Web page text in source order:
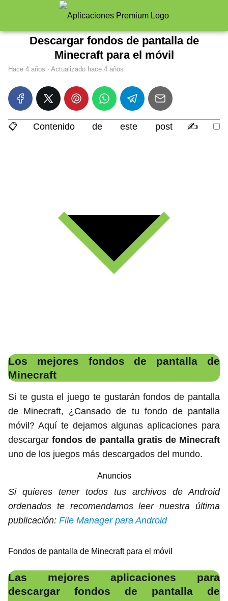
Descargar fondos de pantalla de
Minecraft para el móvil
hace 4 años · Actualizado hace 4 años
📋Contenido de este post✍
Los mejores fondos de pantalla de
Minecraft
Si te gusta el juego te gustarán fondos de pantalla
de Minecraft, ¿Cansado de tu fondo de pantalla
móvil? Aquí te dejamos algunas aplicaciones para
descargarfondos de pantalla gratis de Minecraft
uno de los juegos más descargados del mundo.
Anuncios
Si quieres tener todos tus archivos de Android
ordenados te recomendamos leer nuestra última
publicación: File Manager para Android
Fondos de pantalla de Minecraft para el móvil
Las mejores aplicaciones para
descargar fondos de pantalla de